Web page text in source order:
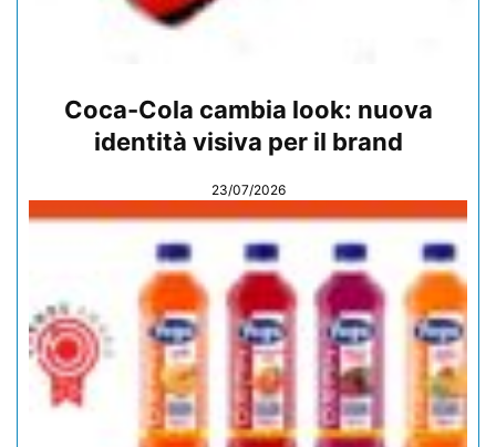
Coca-Cola cambia look: nuova
identità visiva per il brand
23/07/2026